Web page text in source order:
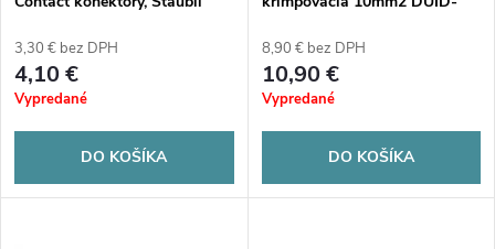
p
r
d
p
r
o
d
3,30 € bez DPH
4,10 €
Vypredané
DO KOŠÍKA
kusov)
8,90 € bez DPH
10,90 €
Vypredané
DO KOŠÍKA